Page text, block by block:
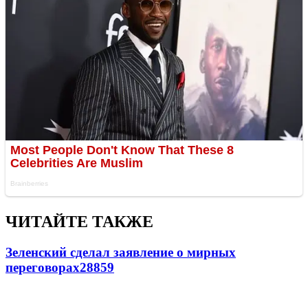
ЧИТАЙТЕ ТАКЖЕ
Зеленский сделал заявление о мирных
переговорах28859